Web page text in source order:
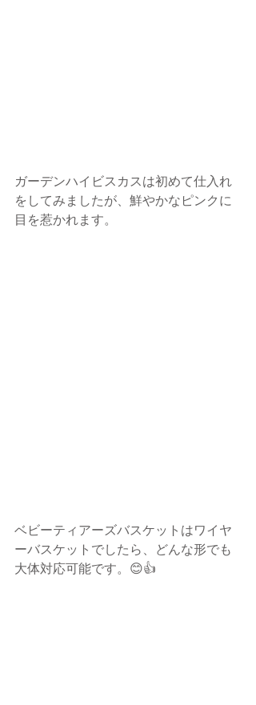
ガーデンハイビスカスは初めて仕入れ
をしてみましたが、鮮やかなピンクに
目を惹かれます。
ベビーティアーズバスケットはワイヤ
ーバスケットでしたら、どんな形でも
大体対応可能です。😊👍